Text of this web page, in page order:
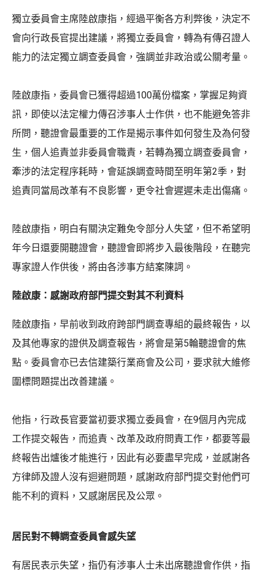
獨立委員會主席陸啟康指，經過平衡各方利弊後，決定不
會向行政長官提出建議，將獨立委員會，轉為有傳召證人
能力的法定獨立調查委員會，強調並非政治或公關考量。
陸啟康指，委員會已獲得超過100萬份檔案，掌握足夠資
訊，即使以法定權力傳召涉事人士作供，也不能避免答非
所問，聽證會最重要的工作是揭示事件如何發生及為何發
生，個人追責並非委員會職責，若轉為獨立調查委員會，
牽涉的法定程序耗時，會延誤調查時間至明年第2季，對
追責同當局改革有不良影響，更令社會遲遲未走出傷痛。
陸啟康指，明白有關決定難免令部分人失望，但不希望明
年今日還要開聽證會，聽證會即將步入最後階段，在聽完
專家證人作供後，將由各涉事方結案陳詞。
陸啟康：感謝政府部門提交對其不利資料
陸啟康指，早前收到政府跨部門調查專組的最終報告，以
及其他專家的證供及調查報告，將會是第5輪聽證會的焦
點。委員會亦已去信建築行業商會及公司，要求就大維修
圍標問題提出改善建議。
他指，行政長官要當初要求獨立委員會，在9個月內完成
工作提交報告，而追責、改革及政府問責工作，都要等最
終報告出爐後才能進行，因此有必要盡早完成，並感謝各
方律師及證人沒有迴避問題，感謝政府部門提交對他們可
能不利的資料，又感謝居民及公眾。
居民對不轉調查委員會感失望
有居民表示失望，指仍有涉事人士未出席聽證會作供，指